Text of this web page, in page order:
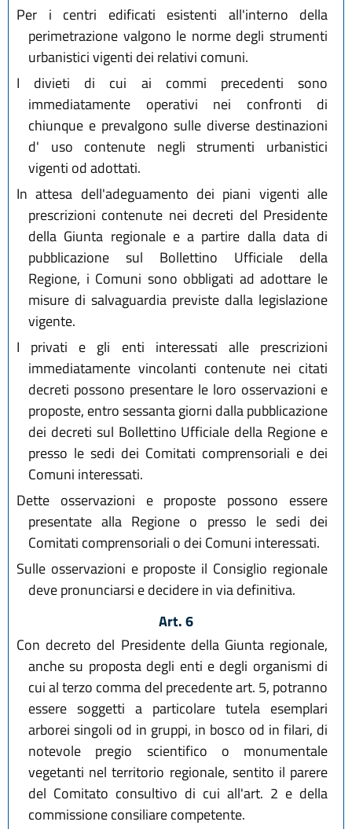
Per i centri edificati esistenti all'interno della
perimetrazione valgono le norme degli strumenti
urbanistici vigenti dei relativi comuni.
I divieti di cui ai commi precedenti sono
immediatamente operativi nei confronti di
chiunque e prevalgono sulle diverse destinazioni
d' uso contenute negli strumenti urbanistici
vigenti od adottati.
In attesa dell'adeguamento dei piani vigenti alle
prescrizioni contenute nei decreti del Presidente
della Giunta regionale e a partire dalla data di
pubblicazione sul Bollettino Ufficiale della
Regione, i Comuni sono obbligati ad adottare le
misure di salvaguardia previste dalla legislazione
vigente.
I privati e gli enti interessati alle prescrizioni
immediatamente vincolanti contenute nei citati
decreti possono presentare le loro osservazioni e
proposte, entro sessanta giorni dalla pubblicazione
dei decreti sul Bollettino Ufficiale della Regione e
presso le sedi dei Comitati comprensoriali e dei
Comuni interessati.
Dette osservazioni e proposte possono essere
presentate alla Regione o presso le sedi dei
Comitati comprensoriali o dei Comuni interessati.
Sulle osservazioni e proposte il Consiglio regionale
deve pronunciarsi e decidere in via definitiva.
Art. 6
Con decreto del Presidente della Giunta regionale,
anche su proposta degli enti e degli organismi di
cui al terzo comma del precedente art. 5, potranno
essere soggetti a particolare tutela esemplari
arborei singoli od in gruppi, in bosco od in filari, di
notevole pregio scientifico o monumentale
vegetanti nel territorio regionale, sentito il parere
del Comitato consultivo di cui all'art. 2 e della
commissione consiliare competente.